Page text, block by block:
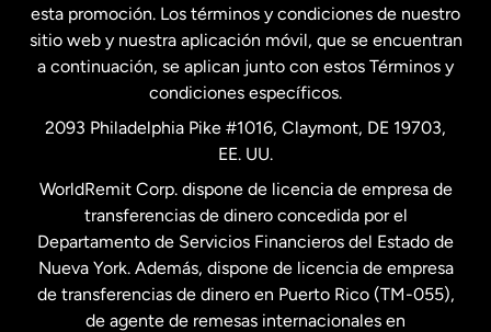
Nueva Zelanda
Países Bajos
Suecia
esta promoción. Los términos y condiciones de nuestro
sitio web y nuestra aplicación móvil, que se encuentran
a continuación, se aplican junto con estos Términos y
condiciones específicos.
2093 Philadelphia Pike #1016, Claymont, DE 19703,
EE. UU.
WorldRemit Corp. dispone de licencia de empresa de
transferencias de dinero concedida por el
Departamento de Servicios Financieros del Estado de
Nueva York. Además, dispone de licencia de empresa
de transferencias de dinero en Puerto Rico (TM-055),
de agente de remesas internacionales en